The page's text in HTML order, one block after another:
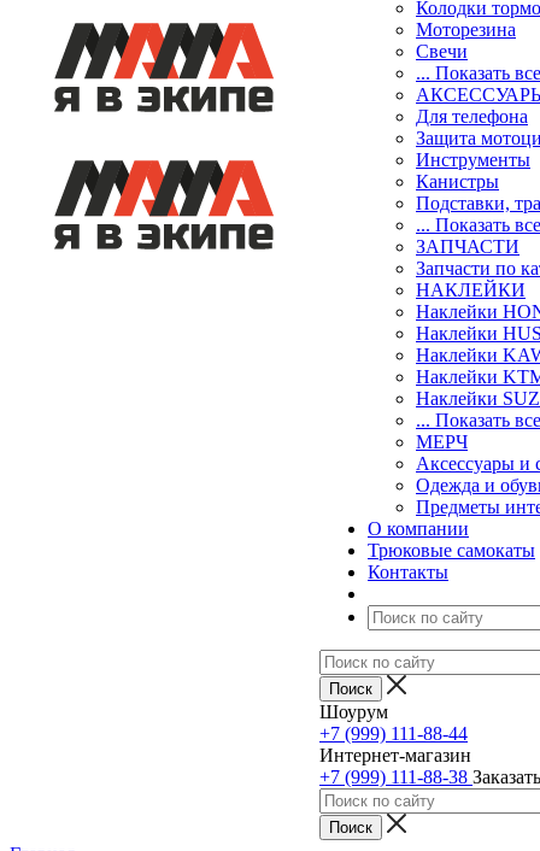
Колодки
Моторезина
Свечи
... Показать все
Для телефона
Защита
Инструменты
Канистры
Подставки,
... Показать все
ЗАПЧАСТИ
Запчасти по
НАКЛЕЙКИ
Наклейки
Наклейки
Наклейки
Наклейки
Наклейки
... Показать все
МЕРЧ
Аксессуары и
Одежда и
Предметы
О компании
Трюковые самокаты
Контакты
Шоурум
+7 (999) 111-88-44
Интернет-магазин
+7 (999) 111-88-38